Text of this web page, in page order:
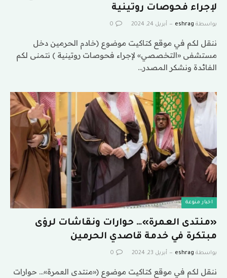
لإجراء فحوصات روتينية
بواسطة eshrag أبريل 24, 2024 0
ننقل لكم في موقع كتاكيت موضوع (خادم الحرمين دخل
مستشفى «التخصصي» لإجراء فحوصات روتينية ) نتمنى لكم
الفائدة ونشكر المصدر…
اخبار منوعة
«منتدى العمرة»… حوارات ونقاشات لرؤى
مبتكرة في خدمة قاصدي الحرمين
بواسطة eshrag أبريل 23, 2024 0
ننقل لكم في موقع كتاكيت موضوع («منتدى العمرة»… حوارات